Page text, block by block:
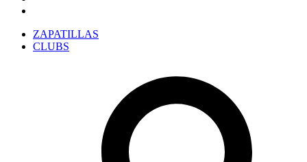
ZAPATILLAS
CLUBS